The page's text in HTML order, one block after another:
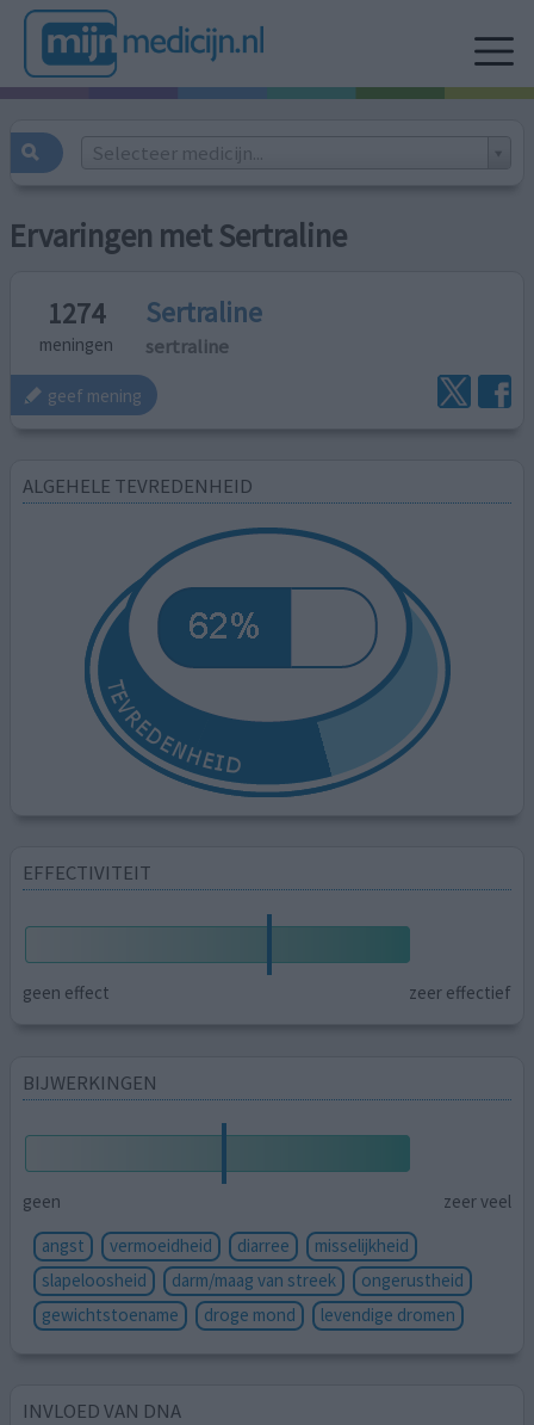
Selecteer medicijn...
Ervaringen met Sertraline
1274
meningen
Sertraline
sertraline
geef mening
ALGEHELE TEVREDENHEID
EFFECTIVITEIT
geen effect zeer effectief
BIJWERKINGEN
geen
zeer veel
angst
vermoeidheid diarree
misselijkheid
slapeloosheid
darm/maag van streek
ongerustheid
gewichtstoename
droge mond levendige dromen
INVLOED VAN DNA